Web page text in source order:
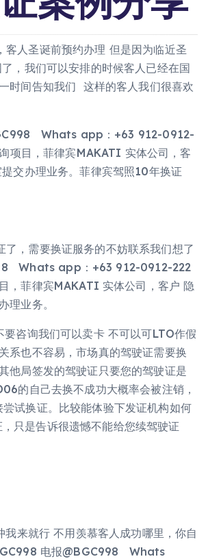
人圣诞前预约办理 但是因为临近圣
，我们可以安排的时候客人已经在国
时间告知我们 这样的客人我们很喜欢
Whats app：+63 912-0912-
项目，菲律宾MAKATI 实体公司，客
交办理业务。菲律宾驾照10年换证
，需要换证服务的不妨联系我们想了
Whats app：+63 912-0912-222
，菲律宾MAKATI 实体公司，客户 隐
理业务。
咨询我们可以卖卡 不可以可LTO作假
系也不容易，市场真的驾驶证需要换
他局签发的驾驶证只要您的驾驶证是
的自己去换不成功大概率会被注销，
试换证。比较能体验下发证机构如何
只是告诉很遗憾不能给您续驾驶证
来就行 不用羡慕客人成功哪里，你自
电报@BGC998 Whats